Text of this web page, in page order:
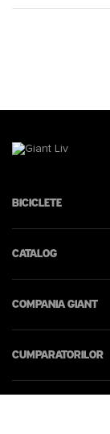
Biciclete
Catalog
Compania Giant
Cumparatorilor